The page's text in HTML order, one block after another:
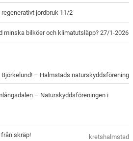
jordbruk 11/2
minska bilköer och klimatutsläpp? 27/1-2026
Björkelund! – Halmstads naturskyddsförening
– Naturskyddsföreningen i
kretshalmstad
från skräp!